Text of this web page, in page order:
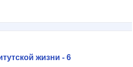
жизни - 6